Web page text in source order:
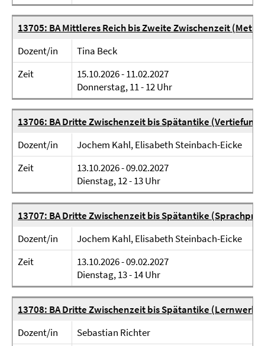
13705: BA Mittleres Reich bis Zweite Zwischenzeit
Dozent/in
Tina Beck
Zeit
15.10.2026 - 11.02.2027
Donnerstag, 11 - 12 Uhr
13706: BA Dritte Zwischenzeit bis Spätantike
Dozent/in
Jochem Kahl, Elisabeth Steinbach-Eicke
Zeit
13.10.2026 - 09.02.2027
Dienstag, 12 - 13 Uhr
13707: BA Dritte Zwischenzeit bis Spätantike
Dozent/in
Jochem Kahl, Elisabeth Steinbach-Eicke
Zeit
13.10.2026 - 09.02.2027
Dienstag, 13 - 14 Uhr
13708: BA Dritte Zwischenzeit bis Spätantike
Dozent/in
Sebastian Richter